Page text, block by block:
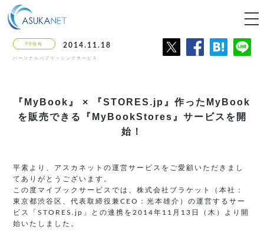
PR情報 2014.11.18
パーソナルパブリッシングサービス
『MyBook』 × 『STORES.jp』作ったMyBook
を販売できる『MyBookStores』サービスを開
始！
平素より、アスカネットの運営サービスをご愛顧いただきまし
てありがとうございます。
この度マイブックサービスでは、株式会社ブラケット（本社：
東京都渋谷区、代表取締役兼CEO：光本雄介）の運営するサー
ビス「STORES.jp」との連携を2014年11月13日（木）より開
始いたしました。